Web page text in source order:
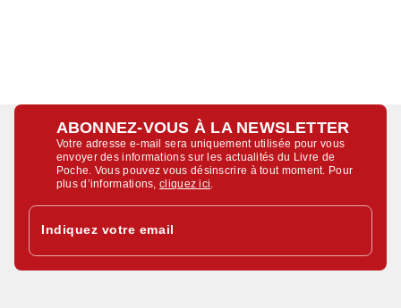
ABONNEZ-VOUS À LA NEWSLETTER
Votre adresse e-mail sera uniquement utilisée pour vous
envoyer des informations sur les actualités du Livre de
Poche. Vous pouvez vous désinscrire à tout moment. Pour
plus d’informations,cliquez ici.
Indiquez votre email